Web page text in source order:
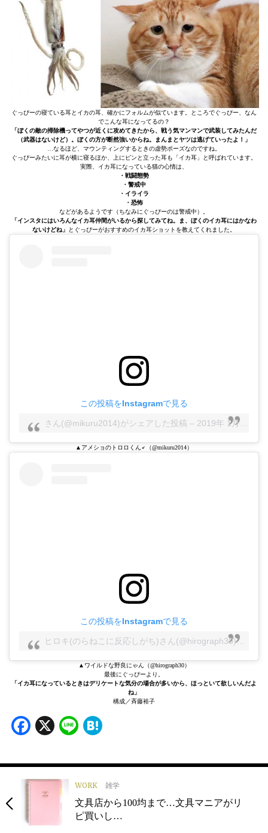
ぐっぴーの寝ている耳とイカの耳、確かにフォルムが似ています。ところでぐっぴー、なん
でこんな耳になってるの？
「ぼくの敵の掃除機ってやつが近くに攻めてきたから、戦う気マンマンで武装してみたんだ
（武器はないけど）。ぼくの方が断然強いからね。まんまとヤツは逃げていったよ！」
…なるほど、マウンティングするときの虚勢ポーズなのですね。
ぐっぴーみたいに耳が横に寝るほか、上にピンと立った耳も「イカ耳」と呼ばれています。
実際、イカ耳になっている猫の心情は、
・戦闘態勢
・警戒中
・イライラ
・恐怖
などがあるようです（ちなみにぐっぴーのは警戒中）。
「インスタにはいろんなイカ耳仲間がいるから探してみてね。ま、ぼくのイカ耳にはかなわ
ないけどね」
とぐっぴーがおすすめのイカ耳ショットを教えてくれました。
この投稿をInstagramで見る
トロロさん(@mikuru2014)がシェアした投稿 – 2019年 1月月11日午前12時58分PST
▲アメショのトロロくん♂（@mikuru2014）
この投稿をInstagramで見る
サトウヒロキ(のらねこに反応しがち)さん(@hirograph30)がシェアした投稿
▲ワイルドな野良にゃん（@hirograph30）
最後にぐっぴーより。
「イカ耳になっているときはデリケートな気分の場合が多いから、ほっといて欲しいんだよ
ね」
構成／斉藤裕子
Facebook
X Line
WORK 雑学
文具店から100均まで…文具マニアがリ
ピ買いし…